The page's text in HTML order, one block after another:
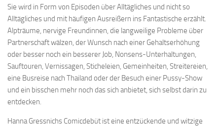
Sie wird in Form von Episoden über Alltägliches und nicht so
Alltägliches und mit häufigen Ausreißern ins Fantastische erzählt.
Alpträume, nervige Freundinnen, die langweilige Probleme über
Partnerschaft wälzen, der Wunsch nach einer Gehaltserhöhung
oder besser noch ein besserer Job, Nonsens-Unterhaltungen,
Sauftouren, Vernissagen, Sticheleien, Gemeinheiten, Streitereien,
eine Busreise nach Thailand oder der Besuch einer Pussy-Show
und ein bisschen mehr noch das sich anbietet, sich selbst darin zu
entdecken.
Hanna Gressnichs Comicdebüt ist eine entzückende und witzige